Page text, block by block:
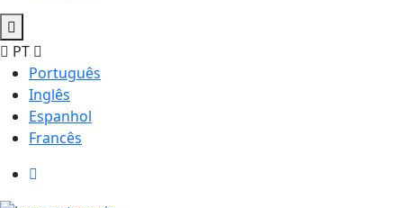
PT
Português
Inglês
Espanhol
Francês